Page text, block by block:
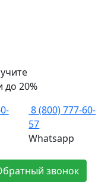
до 20%
8 (800) 777-60-
57
Whatsapp
звонок